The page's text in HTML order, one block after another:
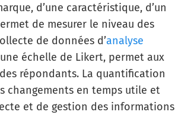
d’une caractéristique, d’un
de mesurer le niveau des
de données d’analyse
échelle de Likert, permet aux
répondants. La quantification
changements en temps utile et
et de gestion des informations